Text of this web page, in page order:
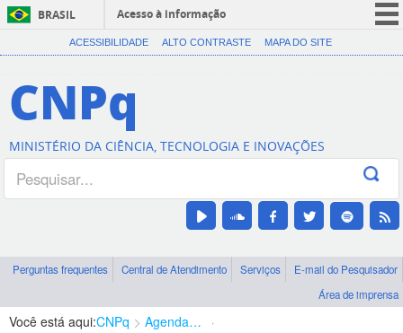
BRASIL
Acesso à informação
CORONAVÍRUS (COVID-19)
Canais
ACESSIBILIDADE ALTO CONTRASTE MAPA DO SITE
CNPq
MINISTÉRIO DA CIÊNCIA, TECNOLOGIA E INOVAÇÕES
Perguntas frequentes Central de Atendimento Serviços
E-mail do Pesquisador
Área de imprensa
Você está aqui:CNPq Agenda de autoridades